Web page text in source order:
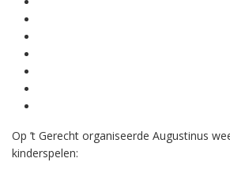
Op ’t Gerecht organiseerde Augustinus
kinderspelen: